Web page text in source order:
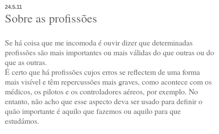
24.5.11
Sobre as profissões
Se há coisa que me incomoda é ouvir dizer que determinadas
profissões são mais importantes ou mais válidas do que outras ou do
que as outras.
É certo que há profissões cujos erros se reflectem de uma forma
mais visível e têm repercussões mais graves, como acontece com os
médicos, os pilotos e os controladores aéreos, por exemplo. No
entanto, não acho que esse aspecto deva ser usado para definir o
quão importante é aquilo que fazemos ou aquilo para que
estudámos.